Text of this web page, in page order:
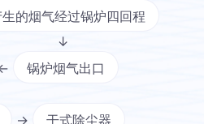
的烟气经过锅炉四回程
↓
锅炉烟气出口
→
干式除尘器